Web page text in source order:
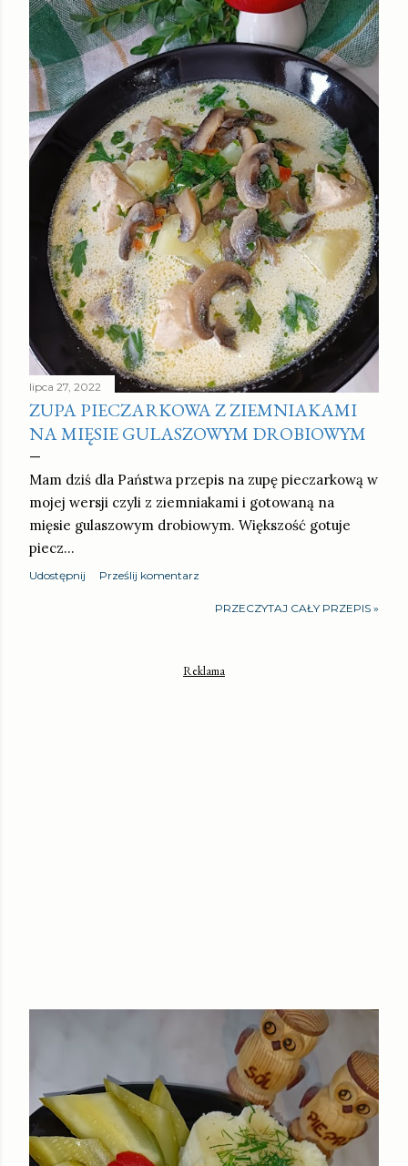
lipca 27, 2022
ZUPA PIECZARKOWA Z ZIEMNIAKAMI
NA MIĘSIE GULASZOWYM DROBIOWYM
Mam dziś dla Państwa przepis na zupę pieczarkową w
mojej wersji czyli z ziemniakami i gotowaną na
mięsie gulaszowym drobiowym. Większość gotuje
piecz…
Udostępnij Prześlij komentarz
PRZECZYTAJ CAŁY PRZEPIS »